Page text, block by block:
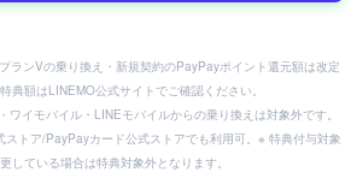
ランVの乗り換え・新規契約のPayPayポイント還元額は改定
典額はLINEMO公式サイトでご確認ください。
イモバイル・LINEモバイルからの乗り換えは対象外です。
トア/PayPayカード公式ストアでも利用可。※ 特典付与対象
している場合は特典対象外となります。